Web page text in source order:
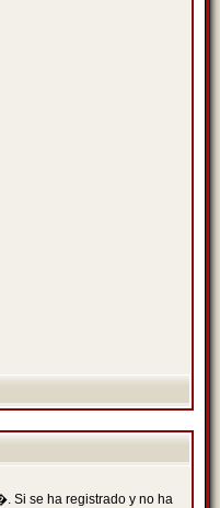
Si se ha registrado y no ha